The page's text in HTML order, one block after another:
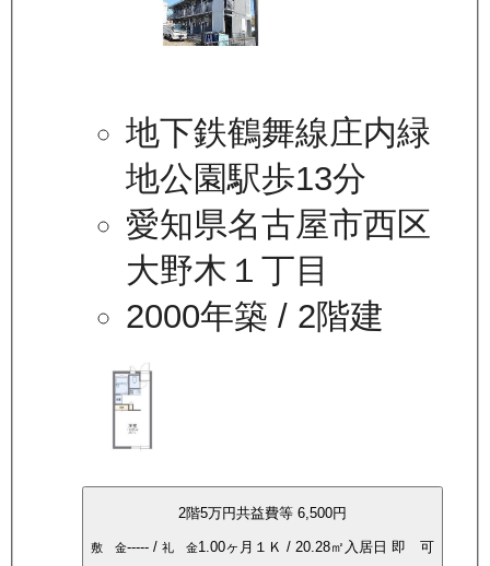
地下鉄鶴舞線庄内緑
地公園駅歩13分
愛知県名古屋市西区
大野木１丁目
2000年築 / 2階建
2階5万円共益費等6,500円
敷 金----- /礼 金1.00ヶ月 １Ｋ /20.28㎡ 入居日 即 可